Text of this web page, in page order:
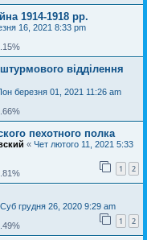
1914-1918 рр.
16, 2021 8:33 pm
відділення
березня 01, 2021 11:26 am
пехотного полка
« Чет лютого 11, 2021 5:33
1 2
Суб грудня 26, 2020 9:29 am
1 2